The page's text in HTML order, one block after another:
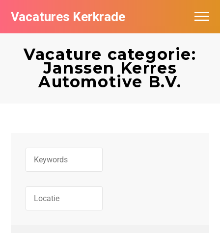
Vacatures Kerkrade
Vacature categorie:
Janssen Kerres
Automotive B.V.
Vacatures per bedrijf in Kerkrade